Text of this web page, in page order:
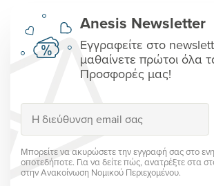
Anesis Newsletter
Εγγραφείτε στο
μαθαίνετε πρώτοι όλα
Προσφορές μας!
Εγγραφή
Μπορείτε να ακυρώσετε την εγγραφή σας στο
οποτεδήποτε. Για να δείτε πώς, ανατρέξτε στα
στην Ανακοίνωση Νομικού Περιεχομένου.